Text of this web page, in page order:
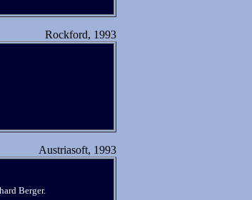
Rockford, 1993
Austriasoft, 1993
Berger.